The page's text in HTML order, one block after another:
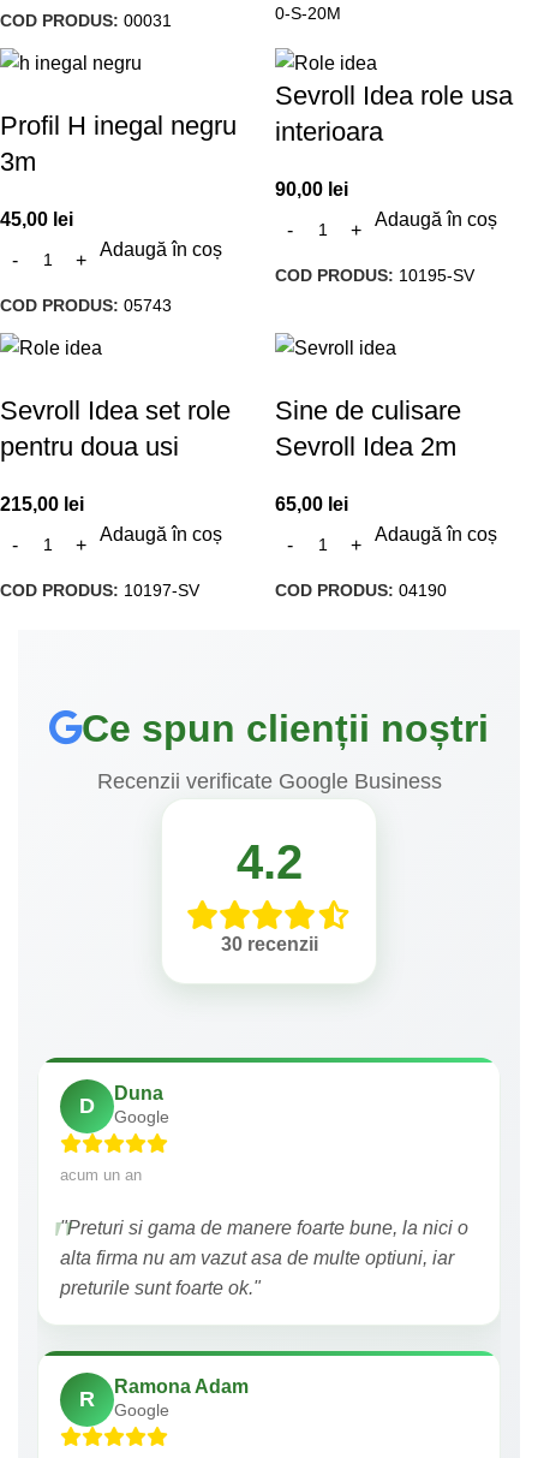
COD PRODUS: 00031
0-S-20M
Profil H inegal negru
3m
45,00 lei
Adaugă în coș
COD PRODUS: 05743
Sevroll Idea role usa
interioara
90,00 lei
Adaugă în coș
COD PRODUS: 10195-SV
Sevroll Idea set role
pentru doua usi
215,00 lei
Adaugă în coș
COD PRODUS: 10197-SV
Sine de culisare
Sevroll Idea 2m
65,00 lei
Adaugă în coș
COD PRODUS: 04190
Ce spun clienții noștri
Recenzii verificate Google Business
4.2
30 recenzii
D
Duna
Google
acum un an
"Preturi si gama de manere foarte bune, la nici o
alta firma nu am vazut asa de multe optiuni, iar
preturile sunt foarte ok."
R
Ramona Adam
Google